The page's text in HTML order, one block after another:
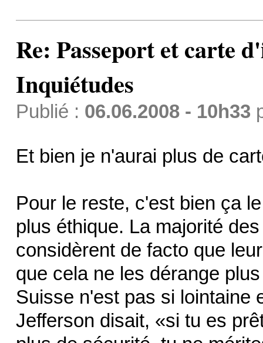
Re: Passeport et carte
Inquiétudes
Publié : 06.06.2008 - 10h33
Et bien je n'aurai plus de
Pour le reste, c'est bien ça
plus éthique. La majorité
considèrent de facto que
que cela ne les dérange
Suisse n'est pas si lointaine
Jefferson disait, «si tu es